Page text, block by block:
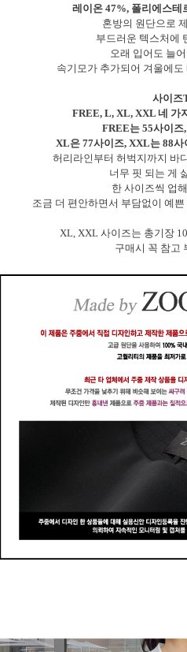
레이온 47%, 폴리에스테
혼방의 원단으로
부드러운 텍스처에
오래 입어도 늘
속기모가 추가되어 겨울에
사이즈
FREE, L, XL, XXL 네 가
FREE는 55사이
XL은 77사이즈, XXL는 88사
허리라인부터 허벅지까지 바
너무 핏 되는 게
한 사이즈씩 업
조금 더 편안하면서 부담없이 예
XL, XXL 사이즈는 총기장
구매시 꼭 참고